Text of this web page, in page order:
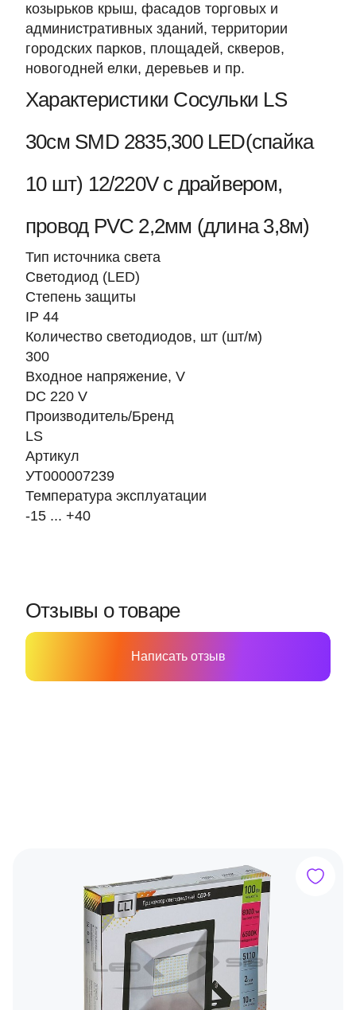
козырьков крыш, фасадов торговых и
административных зданий, территории
городских парков, площадей, скверов,
новогодней елки, деревьев и пр.
Характеристики Сосульки LS
30см SMD 2835,300 LED(спайка
10 шт) 12/220V с драйвером,
провод PVC 2,2мм (длина 3,8м)
Тип источника света
Светодиод (LED)
Степень защиты
IP 44
Количество светодиодов, шт (шт/м)
300
Входное напряжение, V
DC 220 V
Производитель/Бренд
LS
Артикул
УТ000007239
Температура эксплуатации
-15 ... +40
Отзывы о товаре
Написать отзыв